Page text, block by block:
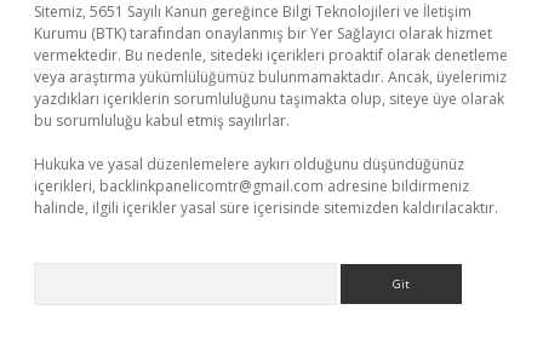
Sitemiz, 5651 Sayılı Kanun gereğince Bilgi Teknolojileri ve İletişim
Kurumu (BTK) tarafından onaylanmış bir Yer Sağlayıcı olarak hizmet
vermektedir. Bu nedenle, sitedeki içerikleri proaktif olarak denetleme
veya araştırma yükümlülüğümüz bulunmamaktadır. Ancak, üyelerimiz
yazdıkları içeriklerin sorumluluğunu taşımakta olup, siteye üye olarak
bu sorumluluğu kabul etmiş sayılırlar.
Hukuka ve yasal düzenlemelere aykırı olduğunu düşündüğünüz
içerikleri, backlinkpanelicomtr@gmail.com adresine bildirmeniz
halinde, ilgili içerikler yasal süre içerisinde sitemizden kaldırılacaktır.